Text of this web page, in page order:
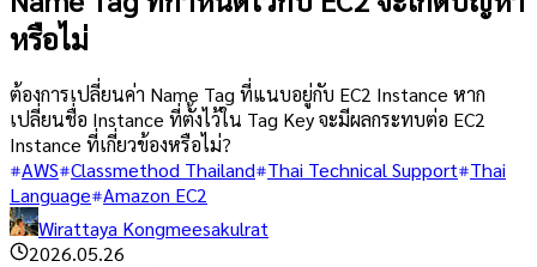
หรือไม่
ต้องการเปลี่ยนค่า Name Tag ที่แนบอยู่กับ EC2 Instance หาก
เปลี่ยนชื่อ Instance ที่ตั้งไว้ใน Tag Key จะมีผลกระทบต่อ EC2
Instance ที่เกี่ยวข้องหรือไม่?
AWS Classmethod Thailand Thai Technical Support Thai
Language Amazon EC2
Wirattaya Kongmeesakulrat
2026.05.26